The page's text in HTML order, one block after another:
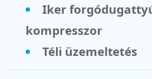
Iker
kompresszor
Téli üzemeltetés